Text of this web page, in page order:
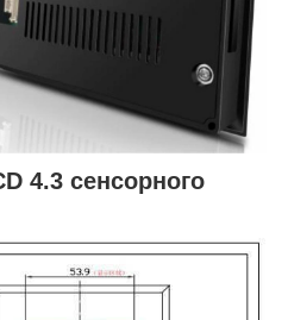
4.3 сенсорного